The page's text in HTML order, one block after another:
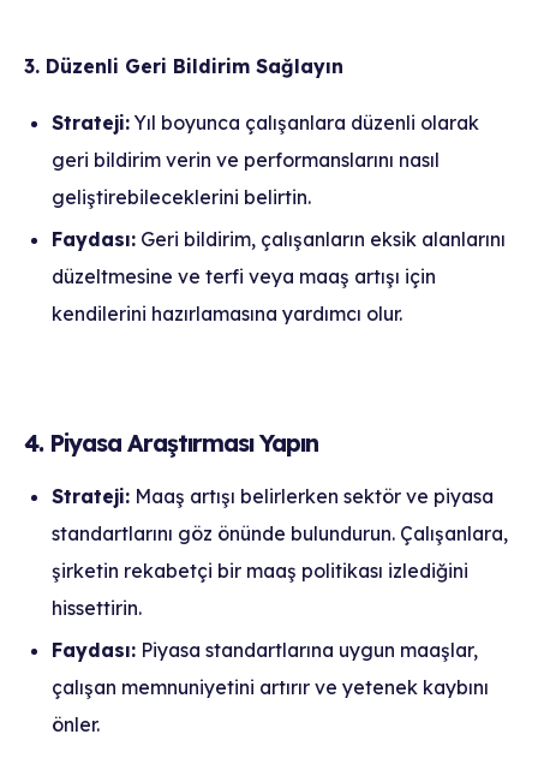
3. Düzenli Geri Bildirim Sağlayın
Strateji: Yıl boyunca çalışanlara düzenli olarak
geri bildirim verin ve performanslarını nasıl
geliştirebileceklerini belirtin.
Faydası: Geri bildirim, çalışanların eksik alanlarını
düzeltmesine ve terfi veya maaş artışı için
kendilerini hazırlamasına yardımcı olur.
4. Piyasa Araştırması Yapın
Strateji: Maaş artışı belirlerken sektör ve piyasa
standartlarını göz önünde bulundurun. Çalışanlara,
şirketin rekabetçi bir maaş politikası izlediğini
hissettirin.
Faydası: Piyasa standartlarına uygun maaşlar,
çalışan memnuniyetini artırır ve yetenek kaybını
önler.